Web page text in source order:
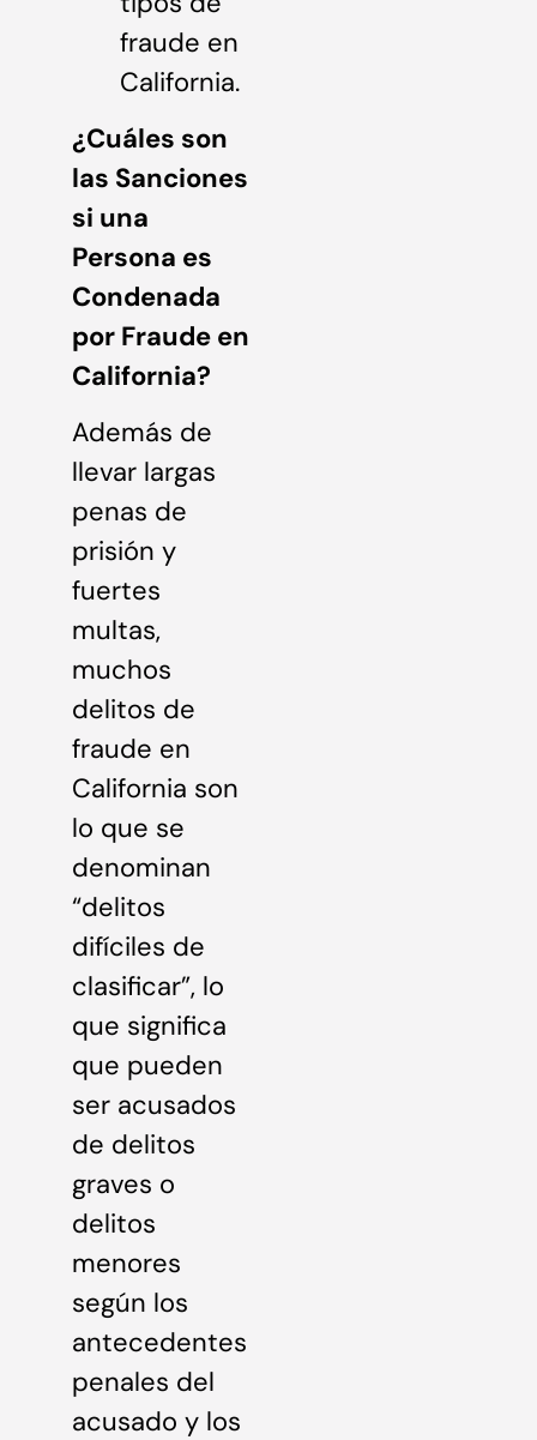
fraude en
California.
¿Cuáles son
las Sanciones
si una
Persona es
Condenada
por Fraude en
California?
Además de
llevar largas
penas de
prisión y
fuertes
multas,
muchos
delitos de
fraude en
California son
lo que se
denominan
“delitos
difíciles de
clasificar”, lo
que significa
que pueden
ser acusados
de delitos
graves o
delitos
menores
según los
antecedentes
penales del
acusado y los